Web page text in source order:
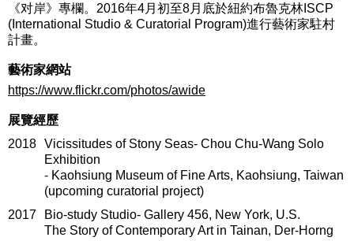
《对岸》專欄。2016年4月初至8月底於紐約布魯克林ISCP
(International Studio & Curatorial Program)進行藝術家駐村
計畫。
藝術家網站
https://www.flickr.com/photos/awide
展覽經歷
2018 Vicissitudes of Stony Seas- Chou Chu-Wang Solo
Exhibition
- Kaohsiung Museum of Fine Arts, Kaohsiung, Taiwan
(upcoming curatorial project)
2017
Bio-study Studio- Gallery 456, New York, U.S.
The Story of Contemporary Art in Tainan, Der-Horng